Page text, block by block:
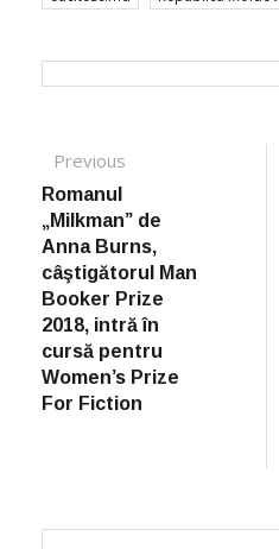
Post navigation
Previous
Romanul
„Milkman” de
Anna Burns,
câştigătorul Man
Booker Prize
2018, intră în
cursă pentru
Women’s Prize
For Fiction